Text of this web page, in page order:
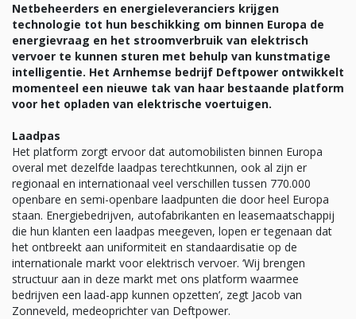
Netbeheerders en energieleveranciers krijgen
technologie tot hun beschikking om binnen Europa de
energievraag en het stroomverbruik van elektrisch
vervoer te kunnen sturen met behulp van kunstmatige
intelligentie. Het Arnhemse bedrijf Deftpower ontwikkelt
momenteel een nieuwe tak van haar bestaande platform
voor het opladen van elektrische voertuigen.
Laadpas
Het platform zorgt ervoor dat automobilisten binnen Europa
overal met dezelfde laadpas terechtkunnen, ook al zijn er
regionaal en internationaal veel verschillen tussen 770.000
openbare en semi-openbare laadpunten die door heel Europa
staan. Energiebedrijven, autofabrikanten en leasemaatschappij
die hun klanten een laadpas meegeven, lopen er tegenaan dat
het ontbreekt aan uniformiteit en standaardisatie op de
internationale markt voor elektrisch vervoer. ‘Wij brengen
structuur aan in deze markt met ons platform waarmee
bedrijven een laad-app kunnen opzetten’, zegt Jacob van
Zonneveld, medeoprichter van Deftpower.